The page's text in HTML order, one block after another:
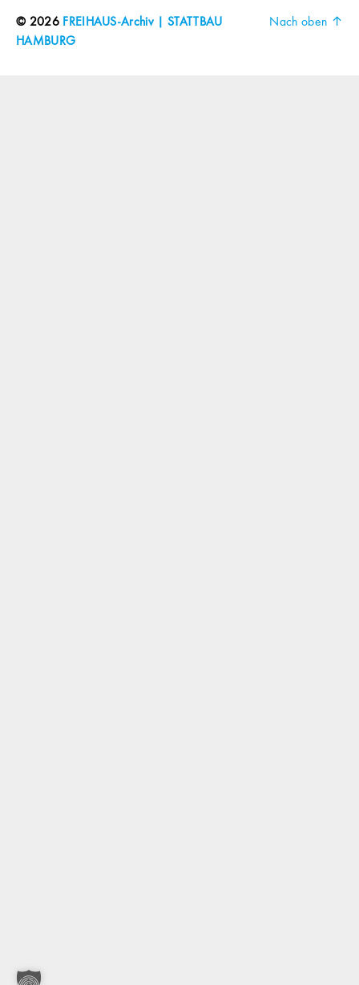
© 2026 FREIHAUS-Archiv | STATTBAU
HAMBURG
Nach oben ↑